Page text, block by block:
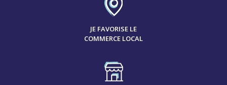
JE FAVORISE LE
COMMERCE LOCAL